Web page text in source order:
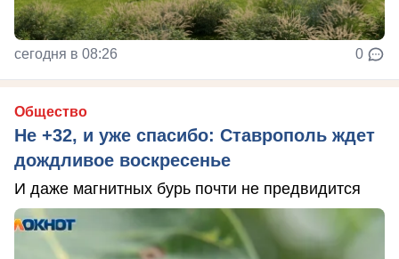
сегодня в 08:26 0
Общество
Не +32, и уже спасибо: Ставрополь ждет
дождливое воскресенье
И даже магнитных бурь почти не предвидится